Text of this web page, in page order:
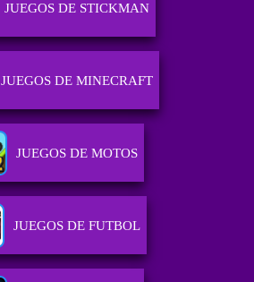
JUEGOS DE STICKMAN
JUEGOS DE MINECRAFT
JUEGOS DE MOTOS
JUEGOS DE FUTBOL